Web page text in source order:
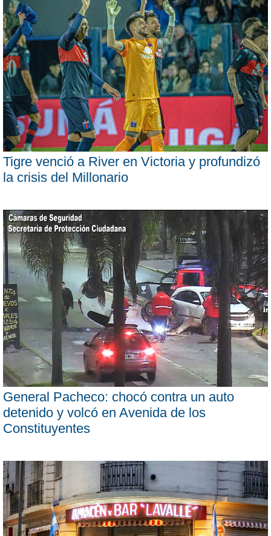
Tigre venció a River en Victoria y profundizó
la crisis del Millonario
General Pacheco: chocó contra un auto
detenido y volcó en Avenida de los
Constituyentes